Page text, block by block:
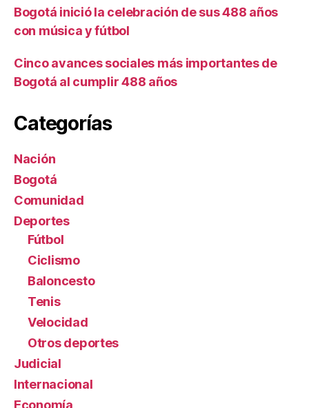
Bogotá inició la celebración de sus 488 años
con música y fútbol
Cinco avances sociales más importantes de
Bogotá al cumplir 488 años
Categorías
Nación
Bogotá
Comunidad
Deportes
Fútbol
Ciclismo
Baloncesto
Tenis
Velocidad
Otros deportes
Judicial
Internacional
Economía